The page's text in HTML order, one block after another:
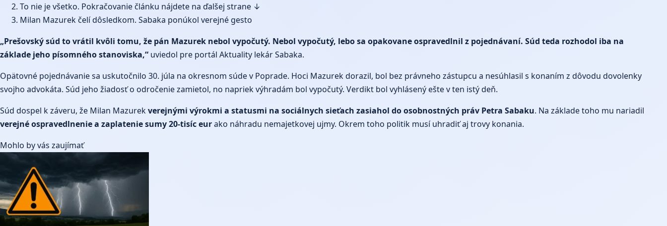
To nie je všetko. Pokračovanie článku nájdete na ďalšej strane ↓
Milan Mazurek čelí dôsledkom. Sabaka ponúkol verejné gesto
„Prešovský súd to vrátil kvôli tomu, že pán Mazurek nebol vypočutý. Nebol vypočutý, lebo sa opakovane ospravedlnil z pojednávaní. Súd teda rozhodol iba na
základe jeho písomného stanoviska,“ uviedol pre portál Aktuality lekár Sabaka.
Opätovné pojednávanie sa uskutočnilo 30. júla na okresnom súde v Poprade. Hoci Mazurek dorazil, bol bez právneho zástupcu a nesúhlasil s konaním z dôvodu dovolenky
svojho advokáta. Súd jeho žiadosť o odročenie zamietol, no napriek výhradám bol vypočutý. Verdikt bol vyhlásený ešte v ten istý deň.
Súd dospel k záveru, že Milan Mazurekverejnými výrokmi a statusmi na sociálnych sieťach zasiahol do osobnostných práv Petra Sabaku. Na základe toho mu nariadil
verejné ospravedlnenie a zaplatenie sumy 20-tisíc eurako náhradu nemajetkovej ujmy. Okrem toho politik musí uhradiť aj trovy konania.
Mohlo by vás zaujímať